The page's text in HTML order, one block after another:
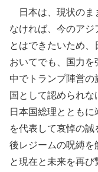
日本は、現状のま
なければ、今のアジ
とはできたいため
おいてでも、国力
中でトランプ陣営
国として認められ
日本国総理ととも
を代表して哀悼の
後レジームの呪縛を
と現在と未来を再び